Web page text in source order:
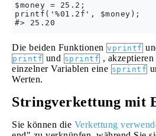
$money = 25.2;
printf('%01.2f', $money);
Die beiden Funktionen vprintf
printf und sprintf ,
einzelner Variablen eine sprintf
Werten.
Stringverkettung mit
Sie können die Verkettung